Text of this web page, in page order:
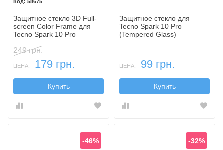
58675
Защитное стекло 3D Full-
screen Color Frame для
Tecno Spark 10 Pro
249 грн.
ЦЕНА: 179 грн.
Купить
Защитное стекло для
Tecno Spark 10 Pro
(Tempered Glass)
ЦЕНА: 99 грн.
Купить
-46% -32%